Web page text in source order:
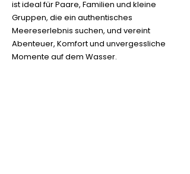
ist ideal für Paare, Familien und kleine
Gruppen, die ein authentisches
Meereserlebnis suchen, und vereint
Abenteuer, Komfort und unvergessliche
Momente auf dem Wasser.